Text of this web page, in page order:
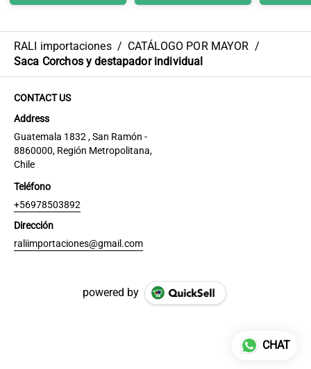
RALI importaciones / CATÁLOGO POR MAYOR /
Saca Corchos y destapador individual
CONTACT US
Address
Guatemala 1832 , San Ramón -
8860000, Región Metropolitana,
Chile
Teléfono
+56978503892
Dirección
raliimportaciones@gmail.com
powered by
CHAT